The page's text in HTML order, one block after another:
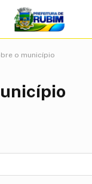
o município